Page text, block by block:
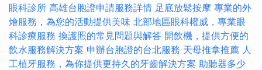
眼科診所 高雄台胞證申請服務詳情 足底放鬆按摩 專業的外
燴服務，為您的活動提供美味 北部地區眼科權威，專業眼
科診療服務 換護照的常見問題與解答 開飲機，提供方便的
飲水服務解決方案 申辦台胞證的台北服務 天母推拿推薦 人
工植牙服務，為你提供更持久的牙齒解決方案 助聽器多少